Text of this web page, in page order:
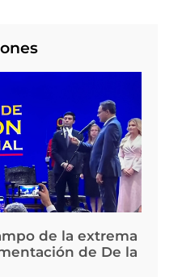
de la extrema
de De la